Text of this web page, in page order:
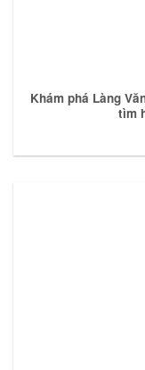
Khám phá Làng
tìm